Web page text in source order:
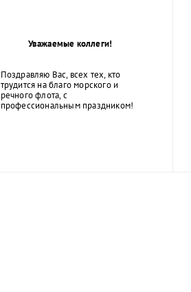
Уважаемые коллеги!
Поздравляю Вас, всех тех, кто
трудится на благо морского и
речного флота, с
профессиональным праздником!